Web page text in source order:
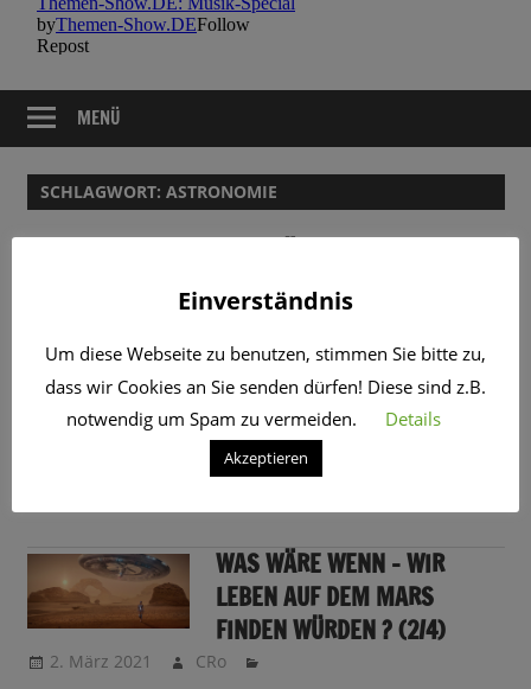
MENÜ
SCHLAGWORT: ASTRONOMIE
LEBEN AUF DEM MARS
FINDEN WÜRDEN ? (4/4)
4. März 2021 CRo
WAS WÄRE WENN – WIR
LEBEN AUF DEM MARS
FINDEN WÜRDEN ? (3/4)
WAS WÄRE WENN – WIR
LEBEN AUF DEM MARS
FINDEN WÜRDEN ? (2/4)
2. März 2021 CRo
Einverständnis
Um diese Webseite zu benutzen, stimmen Sie bitte zu,
dass wir Cookies an Sie senden dürfen! Diese sind z.B.
notwendig um Spam zu vermeiden.
Details
Akzeptieren